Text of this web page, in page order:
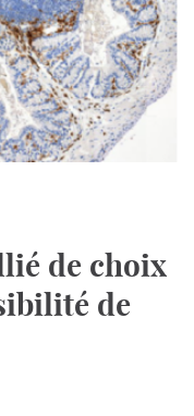
de choix
de